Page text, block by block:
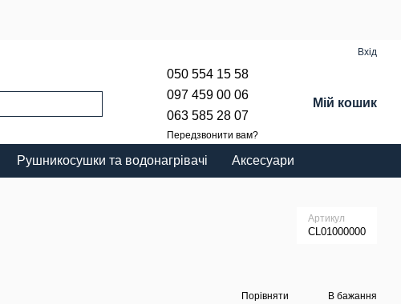
Вхід
050 554 15 58
097 459 00 06
063 585 28 07
Передзвонити вам?
Мій кошик
Рушникосушки та водонагрівачі Аксесуари
Артикул
CL01000000
Порівняти В бажання